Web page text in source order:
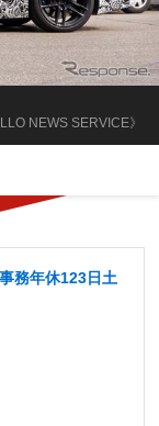
NEWS SERVICE》
務年休123日土